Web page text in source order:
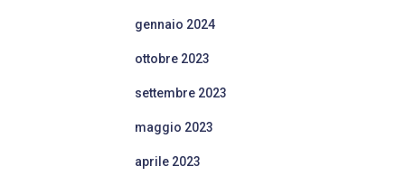
gennaio 2024
ottobre 2023
settembre 2023
maggio 2023
aprile 2023